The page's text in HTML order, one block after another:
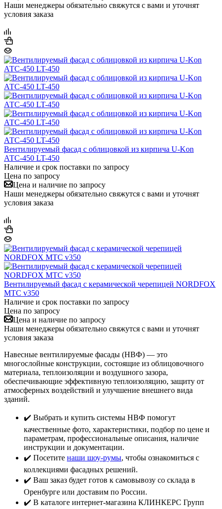
Наши менеджеры обязательно свяжутся с вами и уточнят
условия заказа
Вентилируемый фасад с облицовкой из кирпича U-Kon
АТС-450 LT-450
Наличие и срок поставки по запросу
Цена по запросу
Цена и наличие по запросу
Наши менеджеры обязательно свяжутся с вами и уточнят
условия заказа
Вентилируемый фасад с керамической черепицей NORDFOX
МТС v350
Наличие и срок поставки по запросу
Цена по запросу
Цена и наличие по запросу
Наши менеджеры обязательно свяжутся с вами и уточнят
условия заказа
Навесные вентилируемые фасады (НВФ) — это
многослойные конструкции, состоящие из облицовочного
материала, теплоизоляции и воздушного зазора,
обеспечивающие эффективную теплоизоляцию, защиту от
атмосферных воздействий и улучшение внешнего вида
зданий.
✔️ Выбрать и купить системы НВФ помогут
качественные фото, характеристики, подбор по цене и
параметрам, профессиональные описания, наличие
инструкции и документации.
✔️ Посетите наши шоу-румы, чтобы ознакомиться с
коллекциями фасадных решений.
✔️ Ваш заказ будет готов к самовывозу со склада в
Оренбурге или доставим по России.
✔️ В каталоге интернет-магазина КЛИНКЕРС Групп